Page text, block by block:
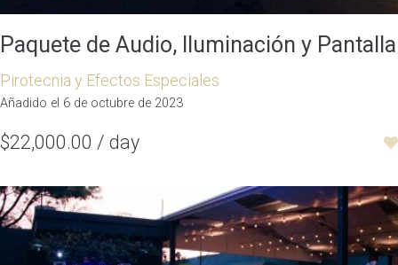
Paquete de Audio, Iluminación y Pantalla
Pirotecnia y Efectos Especiales
Añadido el 6 de octubre de 2023
$22,000.00 / day